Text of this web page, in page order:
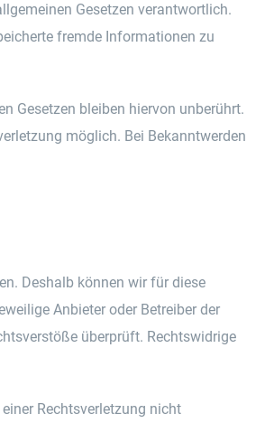
Gesetzen verantwortlich.
fremde Informationen zu
Gesetzen bleiben hiervon unberührt.
möglich. Bei Bekanntwerden
Deshalb können wir für diese
Anbieter oder Betreiber der
überprüft. Rechtswidrige
Rechtsverletzung nicht